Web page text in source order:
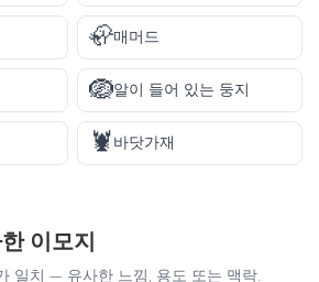
🦣매머드
🪺알이 들어 있는 둥지
🦞바닷가재
이모지
일치 — 유사한 느낌, 용도 또는 맥락.